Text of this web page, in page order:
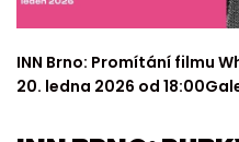
INN Brno: Promítání filmu
20. ledna 2026 od